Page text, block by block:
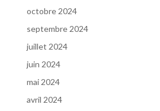
octobre 2024
septembre 2024
juillet 2024
juin 2024
mai 2024
avril 2024